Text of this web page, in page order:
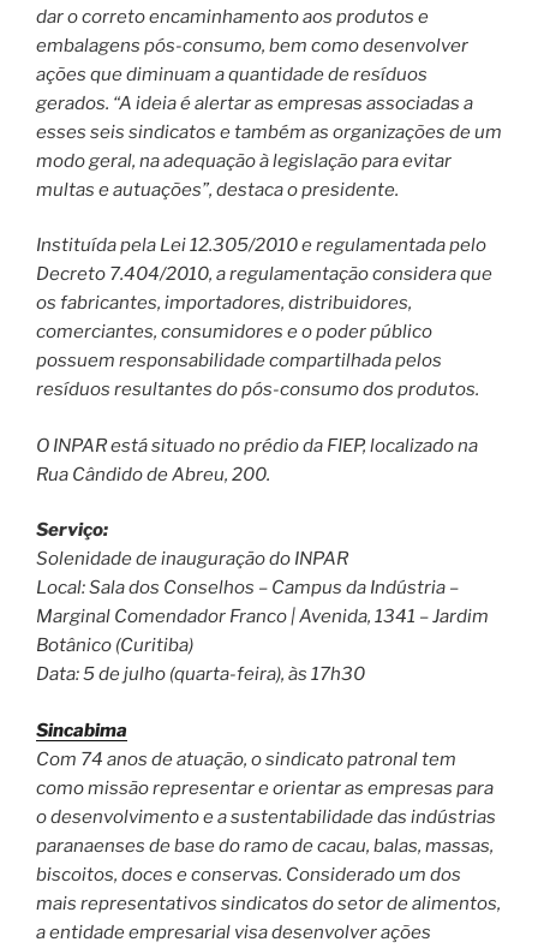
dar o correto encaminhamento aos produtos e
embalagens pós-consumo, bem como desenvolver
ações que diminuam a quantidade de resíduos
gerados. “A ideia é alertar as empresas associadas a
esses seis sindicatos e também as organizações de um
modo geral, na adequação à legislação para evitar
multas e autuações”, destaca o presidente.
Instituída pela Lei 12.305/2010 e regulamentada pelo
Decreto 7.404/2010, a regulamentação considera que
os fabricantes, importadores, distribuidores,
comerciantes, consumidores e o poder público
possuem responsabilidade compartilhada pelos
resíduos resultantes do pós-consumo dos produtos.
O INPAR está situado no prédio da FIEP, localizado na
Rua Cândido de Abreu, 200.
Serviço:
Solenidade de inauguração do INPAR
Local: Sala dos Conselhos – Campus da Indústria –
Marginal Comendador Franco | Avenida, 1341 – Jardim
Botânico (Curitiba)
Data: 5 de julho (quarta-feira), às 17h30
Sincabima
Com 74 anos de atuação, o sindicato patronal tem
como missão representar e orientar as empresas para
o desenvolvimento e a sustentabilidade das indústrias
paranaenses de base do ramo de cacau, balas, massas,
biscoitos, doces e conservas. Considerado um dos
mais representativos sindicatos do setor de alimentos,
a entidade empresarial visa desenvolver ações